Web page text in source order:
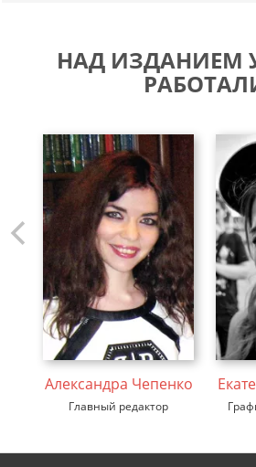
НАД ИЗДАНИЕМ
Александра Чепенко
Главный редактор